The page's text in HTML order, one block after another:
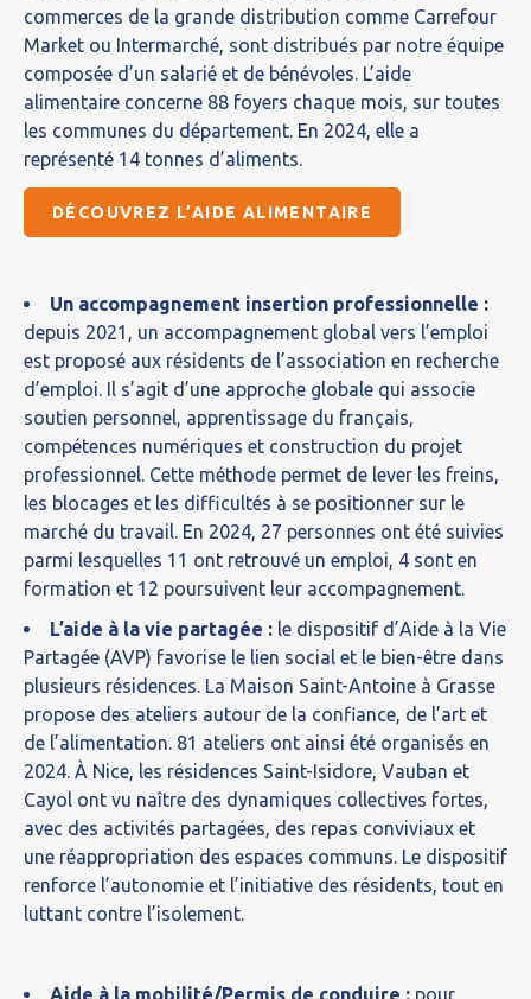
commerces de la grande distribution comme Carrefour
Market ou Intermarché, sont distribués par notre équipe
composée d’un salarié et de bénévoles. L’aide
alimentaire concerne 88 foyers chaque mois, sur toutes
les communes du département. En 2024, elle a
représenté 14 tonnes d’aliments.
DÉCOUVREZ L’AIDE ALIMENTAIRE
Un accompagnement insertion professionnelle :
depuis 2021, un accompagnement global vers l’emploi
est proposé aux résidents de l’association en recherche
d’emploi. Il s’agit d’une approche globale qui associe
soutien personnel, apprentissage du français,
compétences numériques et construction du projet
professionnel. Cette méthode permet de lever les freins,
les blocages et les difficultés à se positionner sur le
marché du travail. En 2024, 27 personnes ont été suivies
parmi lesquelles 11 ont retrouvé un emploi, 4 sont en
formation et 12 poursuivent leur accompagnement.
L’aide à la vie partagée : le dispositif d’Aide à la Vie
Partagée (AVP) favorise le lien social et le bien-être dans
plusieurs résidences. La Maison Saint-Antoine à Grasse
propose des ateliers autour de la confiance, de l’art et
de l’alimentation. 81 ateliers ont ainsi été organisés en
2024. À Nice, les résidences Saint-Isidore, Vauban et
Cayol ont vu naître des dynamiques collectives fortes,
avec des activités partagées, des repas conviviaux et
une réappropriation des espaces communs. Le dispositif
renforce l’autonomie et l’initiative des résidents, tout en
luttant contre l’isolement.
Aide à la mobilité/Permis de conduire : pour